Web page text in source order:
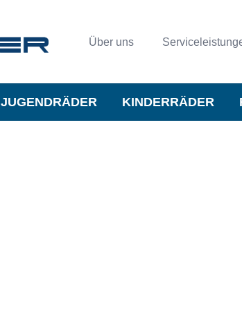
Über uns
JUGENDRÄDER KINDERRÄDER